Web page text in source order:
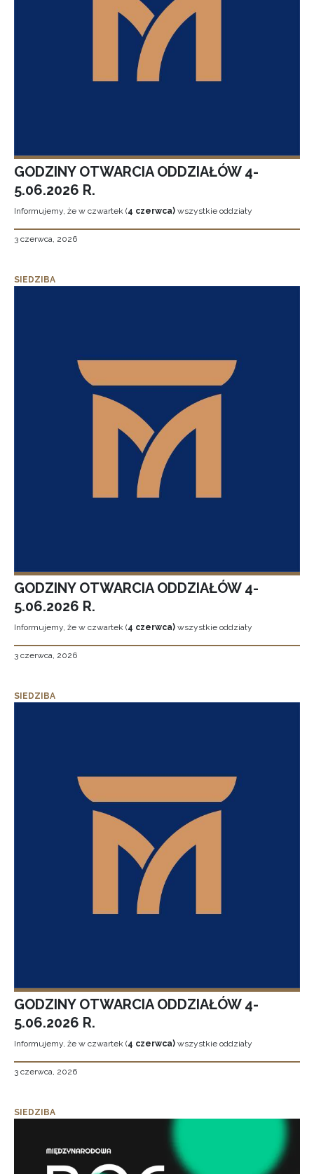
GODZINY OTWARCIA ODDZIAŁÓW 4-
5.06.2026 R.
Informujemy, że w czwartek (4 czerwca) wszystkie oddziały
3 czerwca, 2026
SIEDZIBA
GODZINY OTWARCIA ODDZIAŁÓW 4-
5.06.2026 R.
Informujemy, że w czwartek (4 czerwca) wszystkie oddziały
3 czerwca, 2026
SIEDZIBA
GODZINY OTWARCIA ODDZIAŁÓW 4-
5.06.2026 R.
Informujemy, że w czwartek (4 czerwca) wszystkie oddziały
3 czerwca, 2026
SIEDZIBA